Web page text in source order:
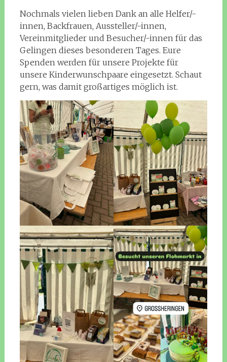
Nochmals vielen lieben Dank an alle Helfer/-
innen, Backfrauen, Aussteller/-innen,
Vereinmitglieder und Besucher/-innen für das
Gelingen dieses besonderen Tages. Eure
Spenden werden für unsere Projekte für
unsere Kinderwunschpaare eingesetzt. Schaut
gern, was damit großartiges möglich ist.